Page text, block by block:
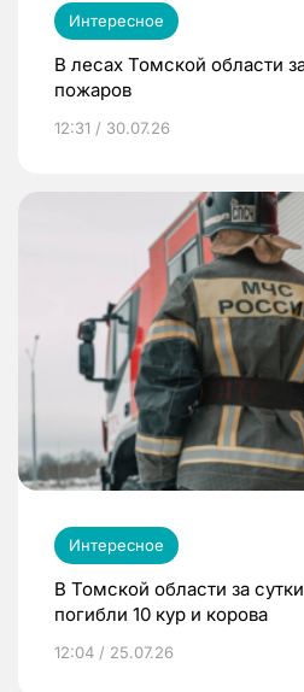
Интересное
В лесах Томской области
пожаров
12:31 / 30.07.26
Интересное
В Томской области за
погибли 10 кур и корова
12:04 / 25.07.26